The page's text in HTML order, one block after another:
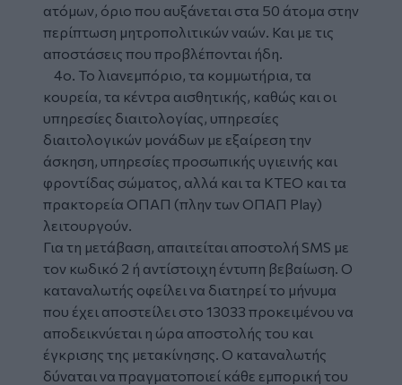
ατόμων, όριο που αυξάνεται στα 50 άτομα στην
περίπτωση μητροπολιτικών ναών. Και με τις
αποστάσεις που προβλέπονται ήδη.
4ο. Το λιανεμπόριο, τα κομμωτήρια, τα
κουρεία, τα κέντρα αισθητικής, καθώς και οι
υπηρεσίες διαιτολογίας, υπηρεσίες
διαιτολογικών μονάδων με εξαίρεση την
άσκηση, υπηρεσίες προσωπικής υγιεινής και
φροντίδας σώματος, αλλά και τα ΚΤΕΟ και τα
πρακτορεία ΟΠΑΠ (πλην των ΟΠΑΠ Play)
λειτουργούν.
Για τη μετάβαση, απαιτείται αποστολή SMS με
τον κωδικό 2 ή αντίστοιχη έντυπη βεβαίωση. Ο
καταναλωτής οφείλει να διατηρεί το μήνυμα
που έχει αποστείλει στο 13033 προκειμένου να
αποδεικνύεται η ώρα αποστολής του και
έγκρισης της μετακίνησης. Ο καταναλωτής
δύναται να πραγματοποιεί κάθε εμπορική του